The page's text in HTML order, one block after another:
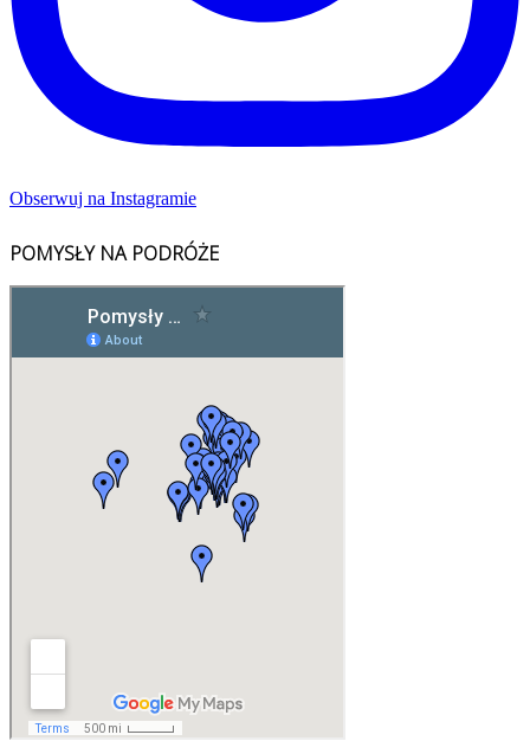
Obserwuj na Instagramie
POMYSŁY NA PODRÓŻE